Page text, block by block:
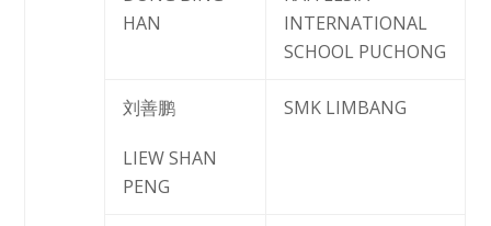
HAN
INTERNATIONAL
SCHOOL PUCHONG
刘善鹏
LIEW SHAN
PENG
SMK LIMBANG